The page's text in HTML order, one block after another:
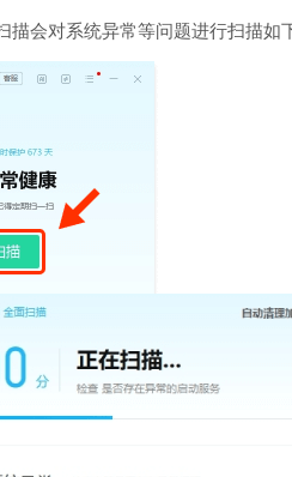
会对系统异常等问题进行扫描如